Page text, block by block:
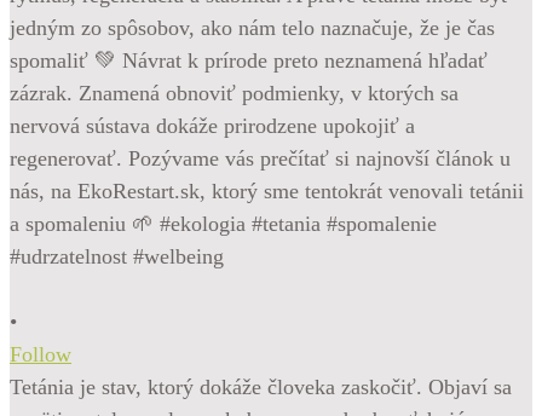
•
Follow
Tetánia je stav, ktorý dokáže človeka zaskočiť. Objaví sa